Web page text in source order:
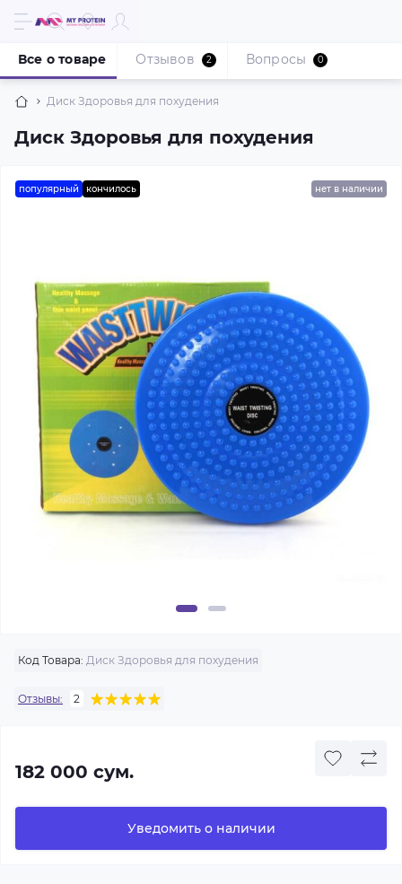
Диск Здоровья для похудения
Диск Здоровья для похудения
Все о товаре Отзывов 2 Вопросы 0
популярный кончилось нет в наличии
Код Товара: Диск Здоровья для похудения
Отзывы: 2
182 000 сум.
Уведомить о наличии